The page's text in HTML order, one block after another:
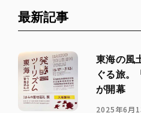
最新記事
東海の風
ぐる旅。
が開幕
2025年6月